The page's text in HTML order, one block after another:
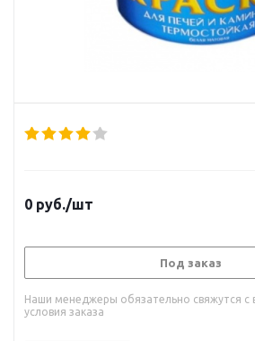
0 руб./шт
Под заказ
Наши менеджеры обязательно свяжутся с
условия заказа